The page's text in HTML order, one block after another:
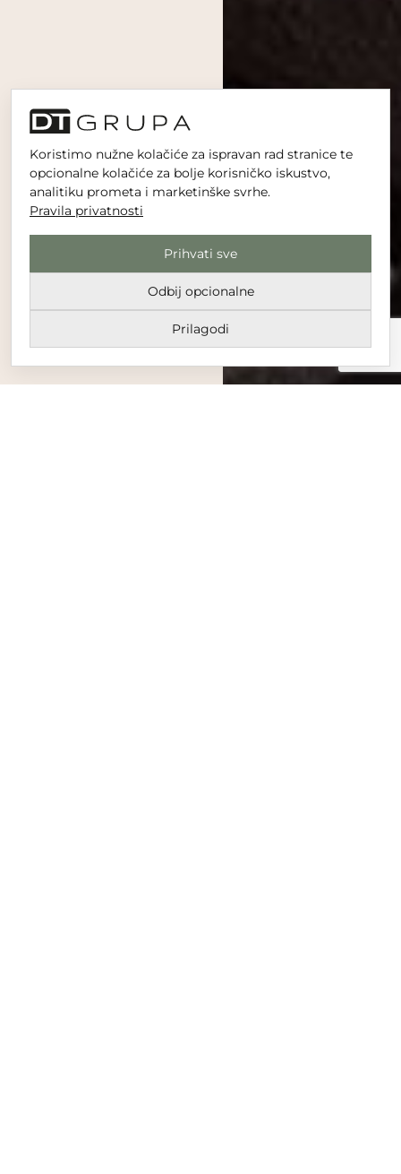
Koristimo nužne kolačiće za ispravan rad stranice te
opcionalne kolačiće za bolje korisničko iskustvo,
analitiku prometa i marketinške svrhe.
Pravila privatnosti
Prihvati sve
Odbij opcionalne
Prilagodi